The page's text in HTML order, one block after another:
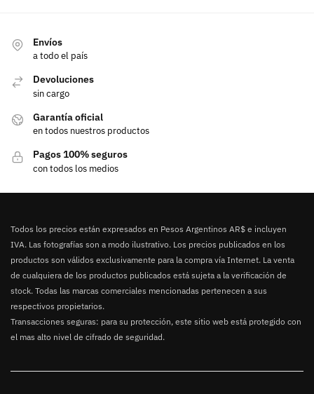
Envíos
a todo el país
Devoluciones
sin cargo
Garantía oficial
en todos nuestros productos
Pagos 100% seguros
con todos los medios
Todos los precios están expresados en Pesos Argentinos AR$ e incluyen
IVA. Las fotografías son a modo ilustrativo. Los precios publicados en los
productos son válidos exclusivamente para la compra vía Internet. La venta
de cualquiera de los productos publicados está sujeta a la verificación de
stock. Todas las marcas comerciales mencionadas pertenecen a sus
respectivos propietarios.
Transacciones seguras: para su protección, este sitio web está protegido con
el mas alto nivel de cifrado de seguridad.